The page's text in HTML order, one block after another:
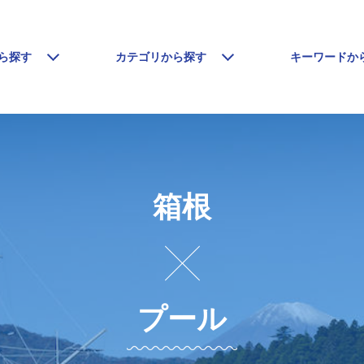
探す カテゴリから探す キーワードか
箱根
プール